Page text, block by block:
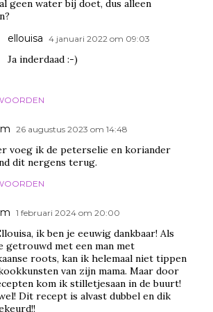
geen water bij doet, dus alleen
ellouisa 4 januari 2022 om 09:03
Ja inderdaad :-)
26 augustus 2023 om 14:48
voeg ik de peterselie en koriander
dit nergens terug.
1 februari 2024 om 20:00
ik ben je eeuwig dankbaar! Als
getrouwd met een man met
roots, kan ik helemaal niet tippen
van zijn mama. Maar door
kom ik stilletjesaan in de buurt!
Dit recept is alvast dubbel en dik